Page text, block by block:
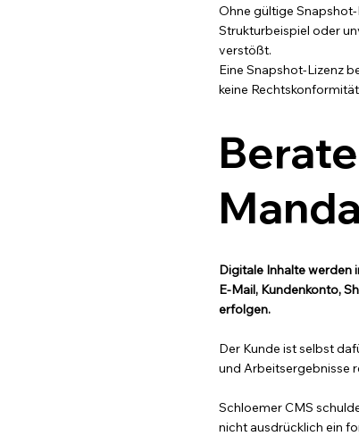
Ohne gültige
Strukturbeispiel oder
verstößt.
Eine Snapshot-Lizenz
keine
Digitale Inhalte werden
E-Mail, Kundenkonto,
erfolgen.
Der Kunde ist selbst
und Arbeitsergebnisse
Schloemer CMS
nicht ausdrücklich ein